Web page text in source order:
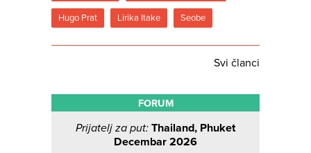
Hugo Prat Lirika Itake Seobe
Svi članci
FORUM
Prijatelj za put: Thailand, Phuket
Decembar 2026